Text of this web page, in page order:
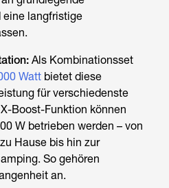
eine langfristige
Als Kombinationsset
Watt bietet diese
für verschiedenste
Boost-Funktion können
W betrieben werden – von
Hause bis hin zur
So gehören
an.